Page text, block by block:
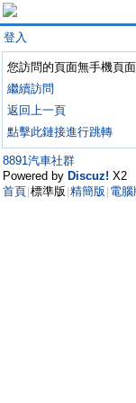
登入
您訪問的頁面無手機頁
繼續訪問
返回上一頁
點擊此鏈接進行跳轉
8891汽車社群
Powered by Discuz! X2
首頁 標準版 精簡版 電腦